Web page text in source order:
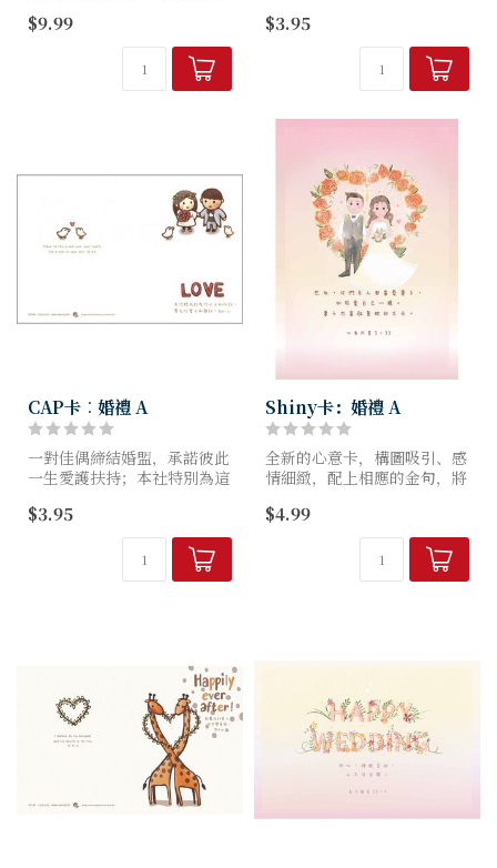
每張卡片皆以柔白玫瑰與纖細
滿天星為底，象徵純潔與愛
意。感謝語句以華麗的金箔
$9.99
定格在美麗溫馨的畫面裡。 ..
$3.95
CAP卡︰婚禮 A
一對佳偶締結婚盟，承諾彼此
一生愛護扶持；本社特別為這
卡，讓你藉著聖經動人的字
句，把從上帝而來的愛和祝福
定格在美麗溫馨的畫面裡。
$3.95
Shiny卡：婚禮 A
全新的心意卡，構圖吸引、感
情細緻，配上相應的金句，將
他們的日子帶來光亮閃閃！
尺寸（闊x高mm）：105...
$4.99